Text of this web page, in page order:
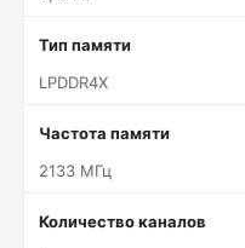
Тип памяти
LPDDR4X
Частота памяти
2133 МГц
Количество каналов